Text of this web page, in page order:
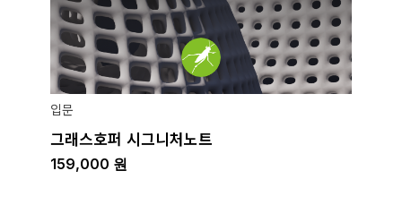
입문
그래스호퍼 시그니처노트
159,000 원